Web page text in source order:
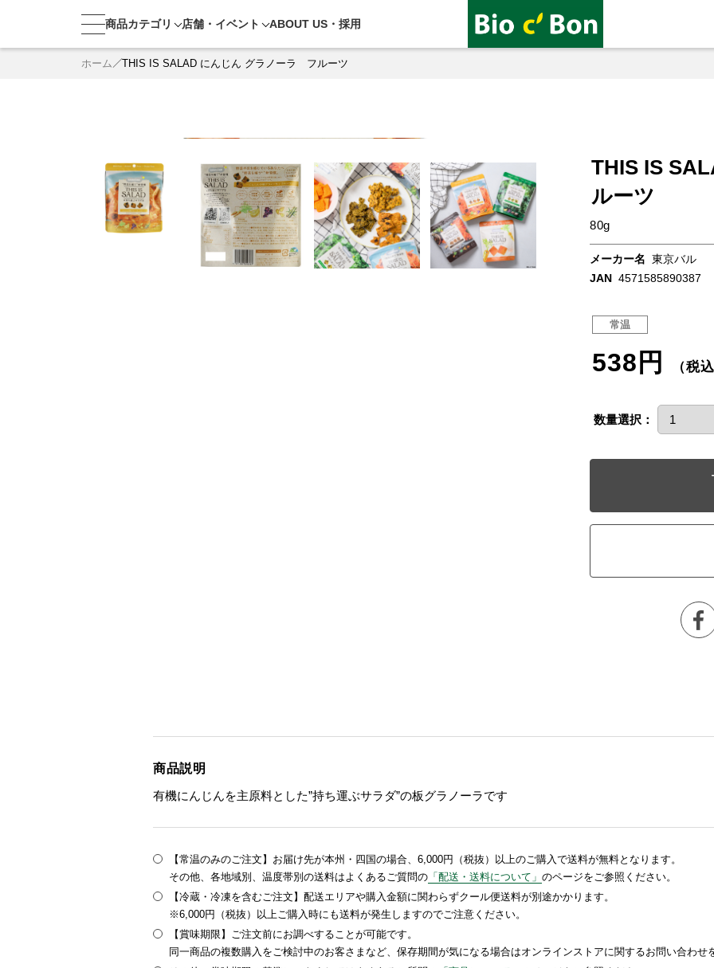
商品カテゴリ 店舗・ イベント ABOUT US・ 採用
ホーム THIS IS SALAD にんじん グラノーラ フルーツ
THIS IS
ルーツ
80g
メーカー名 東京バル
JAN 4571585890387
常温
538円 （税
数量選択：
商品説明
有機にんじんを主原料とした”持ち運ぶサラダ”の板グラノーラです
【常温のみのご注文】お届け先が本州・四国の場合、6,000円（税抜）以上のご購入で送料が無料となります。
その他、各地域別、温度帯別の送料はよくあるご質問の 「配送・送料について」 のページをご参照ください。
【冷蔵・冷凍を含むご注文】配送エリアや購入金額に関わらずクール便送料が別途かかります。
※6,000円（税抜）以上ご購入時にも送料が発生しますのでご注意ください。
【賞味期限】ご注文前にお調べすることが可能です。
同一商品の複数購入をご検討中のお客さまなど、保存期間が気になる場合はオンラインストアに関するお問い合わせ